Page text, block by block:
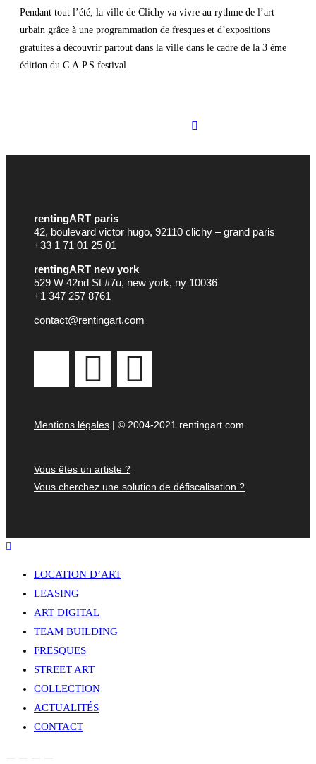
Pendant tout l’été, la ville de Clichy va vivre au rythme de l’art
urbain grâce à une programmation de fresques et d’expositions
gratuites à découvrir partout dans la ville dans le cadre de la 3 ème
édition du C.A.P.S festival.
rentingART paris
42, boulevard victor hugo, 92110 clichy – grand paris
+33 1 71 01 25 01
rentingART new york
529 W 42nd St #7u, new york, ny 10036
+1 347 257 8761
contact@rentingart.com
Mentions légales | © 2004-2021 rentingart.com
Vous êtes un artiste ?
Vous cherchez une solution de défiscalisation ?
LOCATION D’ART
LEASING
ART DIGITAL
TEAM BUILDING
FRESQUES
STREET ART
COLLECTION
ACTUALITÉS
CONTACT